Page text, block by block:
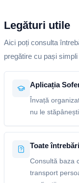
Legături utile
Aici poți consulta
pregătire cu pași
Aplicația
Învață
nu le
Toate
Consultă baza
transport